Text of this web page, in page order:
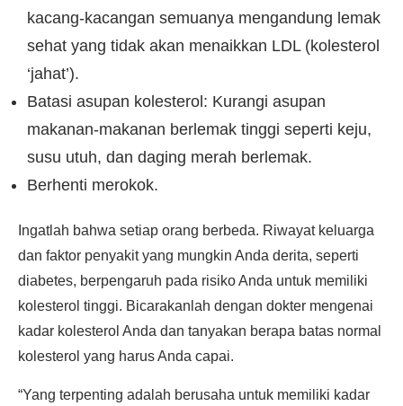
kacang-kacangan semuanya mengandung lemak
sehat yang tidak akan menaikkan LDL (kolesterol
‘jahat’).
Batasi asupan kolesterol: Kurangi asupan
makanan-makanan berlemak tinggi seperti keju,
susu utuh, dan daging merah berlemak.
Berhenti merokok.
Ingatlah bahwa setiap orang berbeda. Riwayat keluarga
dan faktor penyakit yang mungkin Anda derita, seperti
diabetes, berpengaruh pada risiko Anda untuk memiliki
kolesterol tinggi. Bicarakanlah dengan dokter mengenai
kadar kolesterol Anda dan tanyakan berapa batas normal
kolesterol yang harus Anda capai.
“Yang terpenting adalah berusaha untuk memiliki kadar